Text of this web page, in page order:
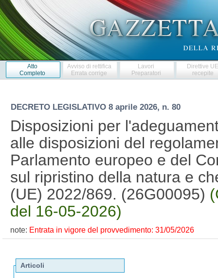
Atto
Completo
Avviso di rettifica
Errata corrige
Lavori
Preparatori
Direttive
recepite
DECRETO LEGISLATIVO 8 aprile 2026, n. 80
Disposizioni per
alle disposizioni del
Parlamento europeo e del
sul ripristino della natura e
(UE) 2022/869. (26G00095)
del 16-05-2026)
note: Entrata in vigore del provvedimento: 31/05/2026